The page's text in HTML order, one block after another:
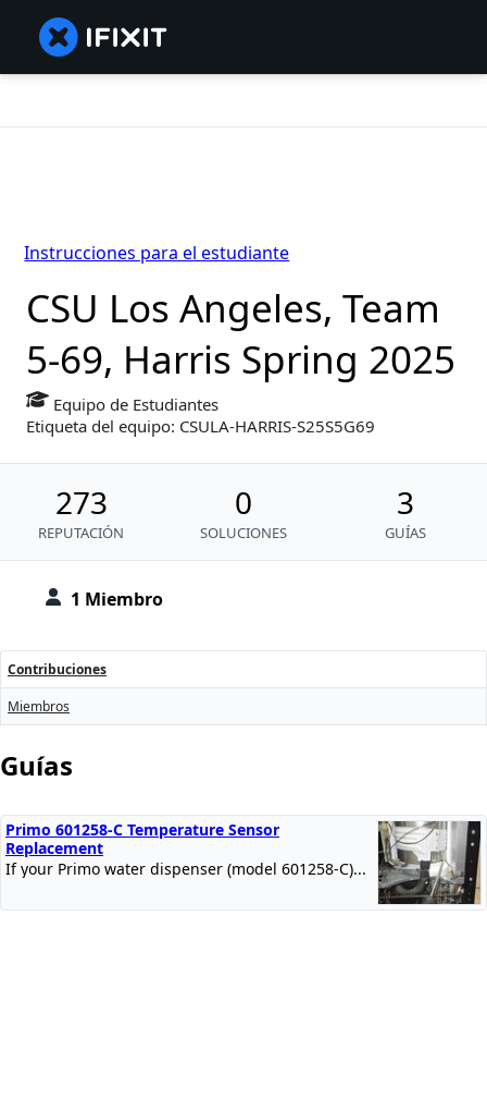
1 Miembro
CSU Los Angeles, Team
5-69, Harris Spring 2025
Equipo de Estudiantes
Etiqueta del equipo: CSULA-HARRIS-S25S5G69
273
REPUTACIÓN
0
SOLUCIONES
3
GUÍAS
Instrucciones para el estudiante
Contribuciones
Miembros
Guías
Primo 601258-C Temperature Sensor
Replacement
If your Primo water dispenser (model 601258-C)...